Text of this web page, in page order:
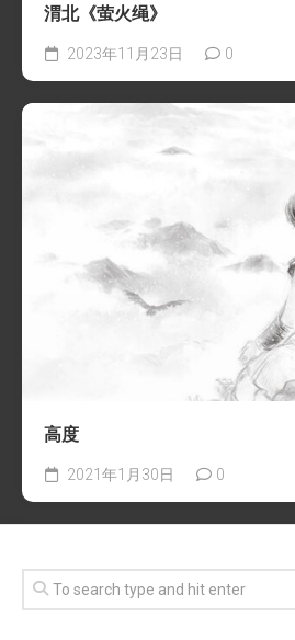
渭北《萤火绳》
2023年11月23日 0
高度
2021年1月30日 0